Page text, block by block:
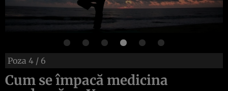
Poza 4 / 6
Cum se împacă medicina